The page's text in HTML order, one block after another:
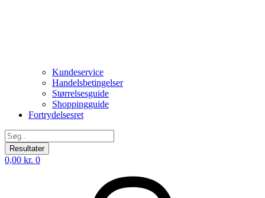
Kundeservice
Handelsbetingelser
Størrelsesguide
Shoppingguide
Fortrydelsesret
Search
...Resultater
0,00 kr. 0